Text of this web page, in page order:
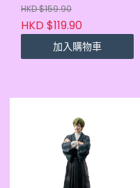
HKD $159.90
HKD $119.90
加入購物車